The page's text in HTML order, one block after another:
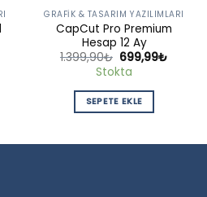
GRAFIK & TASARIM YAZILIMLARI
CapCut Pro Premium
Hesap 12 Ay
1.399,90₺ Orijinal
fiyat:
1.399,90₺.
699,99₺
Stokta
SEPETE EKLE